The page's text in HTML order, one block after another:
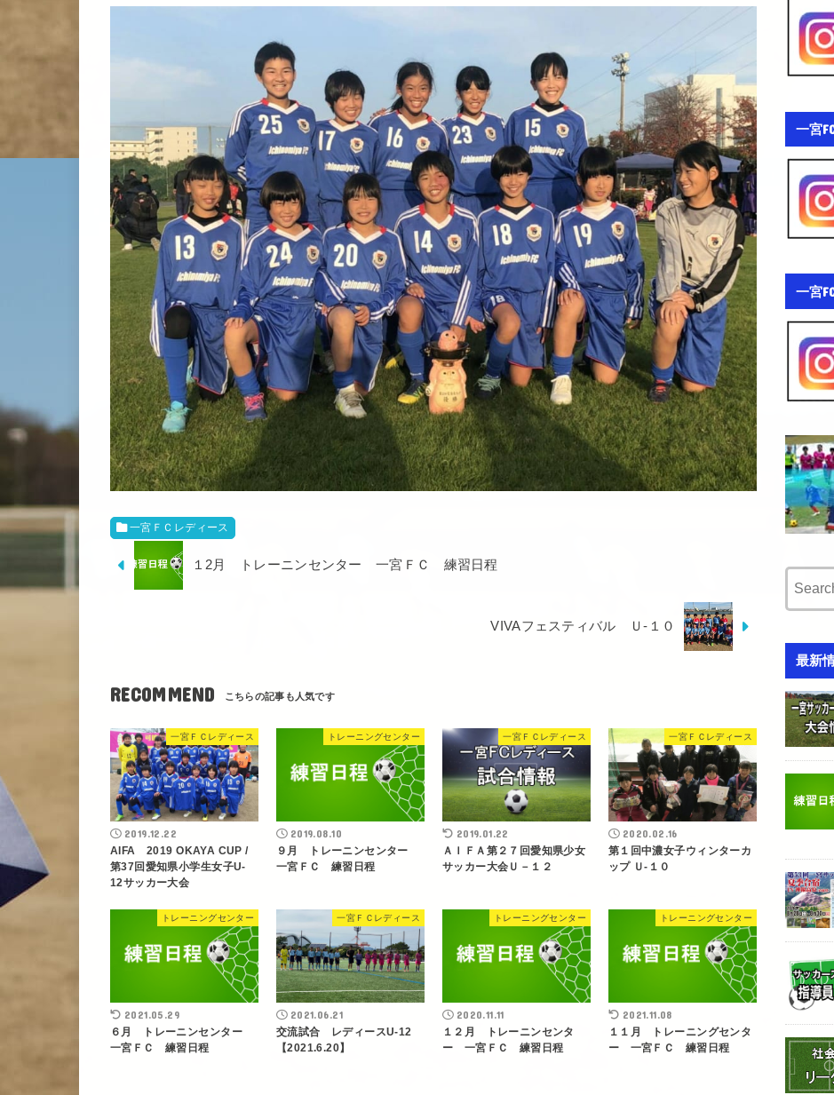
一宮ＦＣレディース
１2月 トレーニンセンター 一宮ＦＣ 練習日程
VIVAフェスティバル Ｕ-１０
RECOMMEND
一宮ＦＣレディース
2019.12.22
AIFA 2019 OKAYA CUP /
第37回愛知県小学生女子U-
12サッカー大会
トレーニングセンター
2019.08.10
９月 トレーニンセンター
一宮ＦＣ 練習日程
一宮ＦＣレディース
2019.01.22
ＡＩＦＡ第２７回愛知県少女
サッカー大会Ｕ－１２
一宮ＦＣレディース
2020.02.16
第１回中濃女子ウィンターカ
ップ Ｕ-１０
トレーニングセンター
2021.05.29
６月 トレーニンセンター
一宮ＦＣ 練習日程
一宮ＦＣレディース
2021.06.21
交流試合 レディースU-12
【2021.6.20】
トレーニングセンター
2020.11.11
１２月 トレーニンセンタ
ー 一宮ＦＣ 練習日程
トレーニングセンター
2021.11.08
１１月 トレーニングセンタ
ー 一宮ＦＣ 練習日程
一宮
一宮
最新